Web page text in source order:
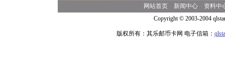
网站首页 新闻中心
资料中
Copyright © 2003-2004
版权所有：其乐邮币卡网 电子信箱：